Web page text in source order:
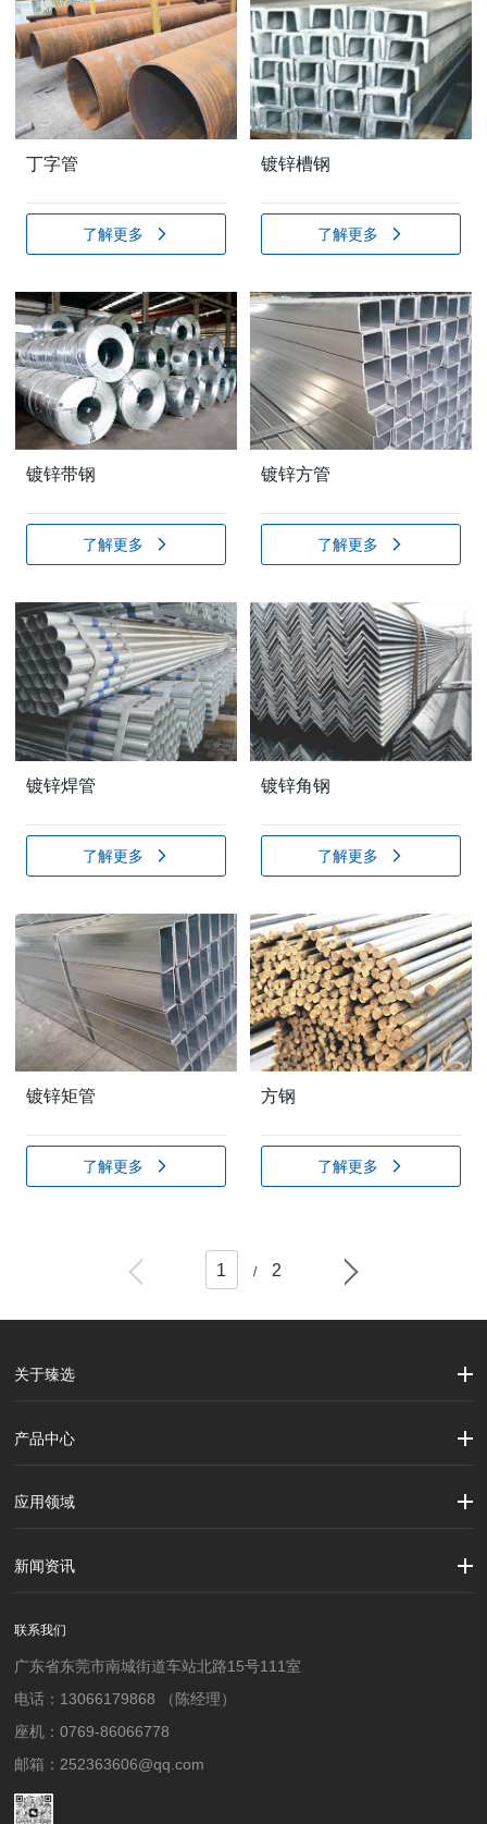
丁字管
了解更多
镀锌槽钢
了解更多
镀锌带钢
了解更多
镀锌方管
了解更多
镀锌焊管
了解更多
镀锌角钢
了解更多
镀锌矩管
了解更多
方钢
了解更多
1 / 2
关于臻选
产品中心
应用领域
新闻资讯
联系我们
广东省东莞市南城街道车站北路15号111室
电话：13066179868 （陈经理）
座机：0769-86066778
邮箱：252363606@qq.com